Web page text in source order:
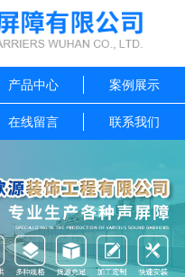
产品中心 案例展示
在线留言 联系我们